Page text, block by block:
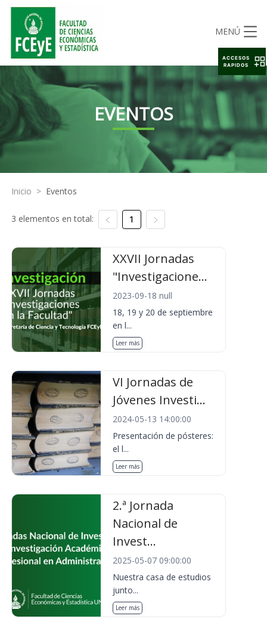
MENÚ
EVENTOS
Inicio > Eventos
3 elementos en total: 1
XXVII Jornadas
"Investigacione...
2023-09-18 null
18, 19 y 20 de septiembre
en l...
Leer más
VI Jornadas de
Jóvenes Investi...
2024-05-13 14:00:00
Presentación de pósteres:
el l...
Leer más
2.ª Jornada
Nacional de
Invest...
2025-05-07 09:00:00
Nuestra casa de estudios
junto...
Leer más
ACCESOS
RAPIDOS